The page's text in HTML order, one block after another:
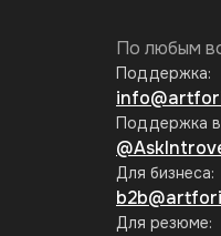
По любым
Поддержка:
Поддержка в
Для бизнеса:
Для резюме: